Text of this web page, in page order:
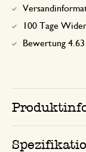
100 Tage
Bewertung